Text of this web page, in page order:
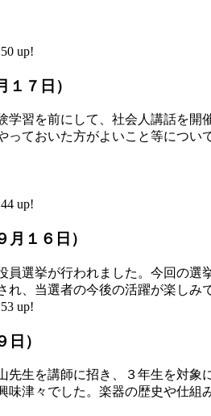
up!
７日）
習を前にして、社会人講話を開
っておいた方がよいこと等につい
up!
１６日）
選挙が行われました。今回の選
れ、当選者の今後の活躍が楽しみ
up!
）
生を講師に招き、３年生を対象
味津々でした。楽器の歴史や仕組